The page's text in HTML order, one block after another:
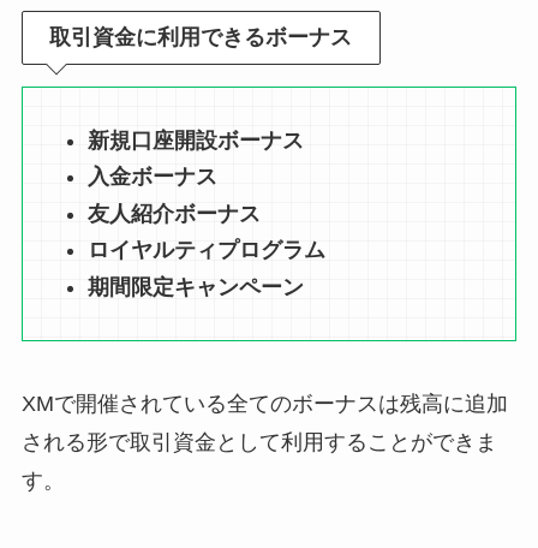
取引資金に利用できるボーナス
新規口座開設ボーナス
入金ボーナス
友人紹介ボーナス
ロイヤルティプログラム
期間限定キャンペーン
XMで開催されている全てのボーナスは残高に追加
される形で取引資金として利用することができま
す。